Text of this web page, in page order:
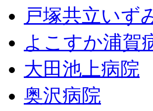
戸塚共立いず
よこすか浦賀
大田池上病院
奥沢病院